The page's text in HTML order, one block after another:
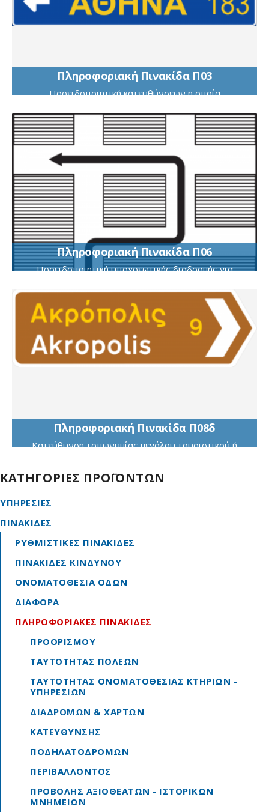
Πληροφοριακή Πινακίδα Π03
Προειδοποιητική κατευθύνσεων η οποία
διασταυρώσεων με αναγραφές κατευθύνσεων και
χιλιομετρικών αποστάσεων
Πληροφοριακή Πινακίδα Π06
Πρoειδoπoιητική υπoχρεωτικής διαδρoμής για
απαγoρεύεται αυτή
Πληροφοριακή Πινακίδα Π08δ
Κατεύθυνση τοπωνυμίας μεγάλου τουριστικού ή
ΚΑΤΗΓΟΡΙΕΣ ΠΡΟΪΟΝΤΩΝ
ΥΠΗΡΕΣΙΕΣ
ΠΙΝΑΚΙΔΕΣ
ΡΥΘΜΙΣΤΙΚΕΣ ΠΙΝΑΚΙΔΕΣ
ΠΙΝΑΚΙΔΕΣ ΚΙΝΔΥΝΟΥ
ΟΝΟΜΑΤΟΘΕΣΙΑ ΟΔΩΝ
ΔΙΑΦΟΡΑ
ΠΛΗΡΟΦΟΡΙΑΚΕΣ ΠΙΝΑΚΙΔΕΣ
ΠΡΟΟΡΙΣΜΟΥ
ΤΑΥΤΟΤΗΤΑΣ ΠΟΛΕΩΝ
ΤΑΥΤΟΤΗΤΑΣ ΟΝΟΜΑΤΟΘΕΣΙΑΣ ΚΤΗΡΙΩΝ -
ΥΠΗΡΕΣΙΩΝ
ΔΙΑΔΡΟΜΩΝ & ΧΑΡΤΩΝ
ΚΑΤΕΥΘΥΝΣΗΣ
ΠΟΔΗΛΑΤΟΔΡΟΜΩΝ
ΠΕΡΙΒΑΛΛΟΝΤΟΣ
ΠΡΟΒΟΛΗΣ ΑΞΙΟΘΕΑΤΩΝ - ΙΣΤΟΡΙΚΩΝ
ΜΝΗΜΕΙΩΝ